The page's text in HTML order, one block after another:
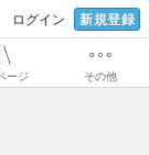
ログイン 新規登録
ージ その他
～弟子に婚約者
拾われ剣術の先
明するが、泣